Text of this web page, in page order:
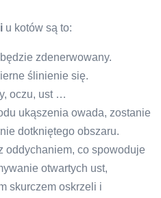
u kotów są to:
zdenerwowany.
ślinienie się.
oczu, ust …
ukąszenia owada, zostanie
dotkniętego obszaru.
oddychaniem, co spowoduje
otwartych ust,
skurczem oskrzeli i